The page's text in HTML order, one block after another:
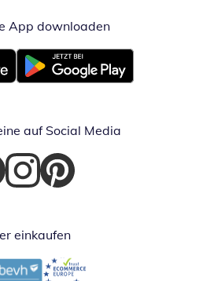
App downloadenÖffnet in
Fenster
Öffnet in neuem Fenster
auf Social Media
in neuem Fenster
Öffnet in neuem Fenster
Öffnet in neuem Fenster
einkaufen